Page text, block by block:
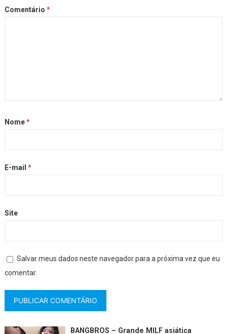
Comentário *
Nome*
E-mail *
Site
Salvar meus dados neste navegador para a próxima vez que eu
comentar.
BANGBROS – Grande MILF asiática